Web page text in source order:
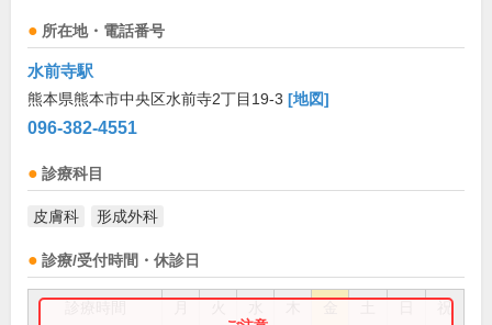
所在地・電話番号
水前寺駅
熊本県熊本市中央区水前寺2丁目19-3 [地図]
096-382-4551
診療科目
皮膚科 形成外科
診療/受付時間・休診日
祝